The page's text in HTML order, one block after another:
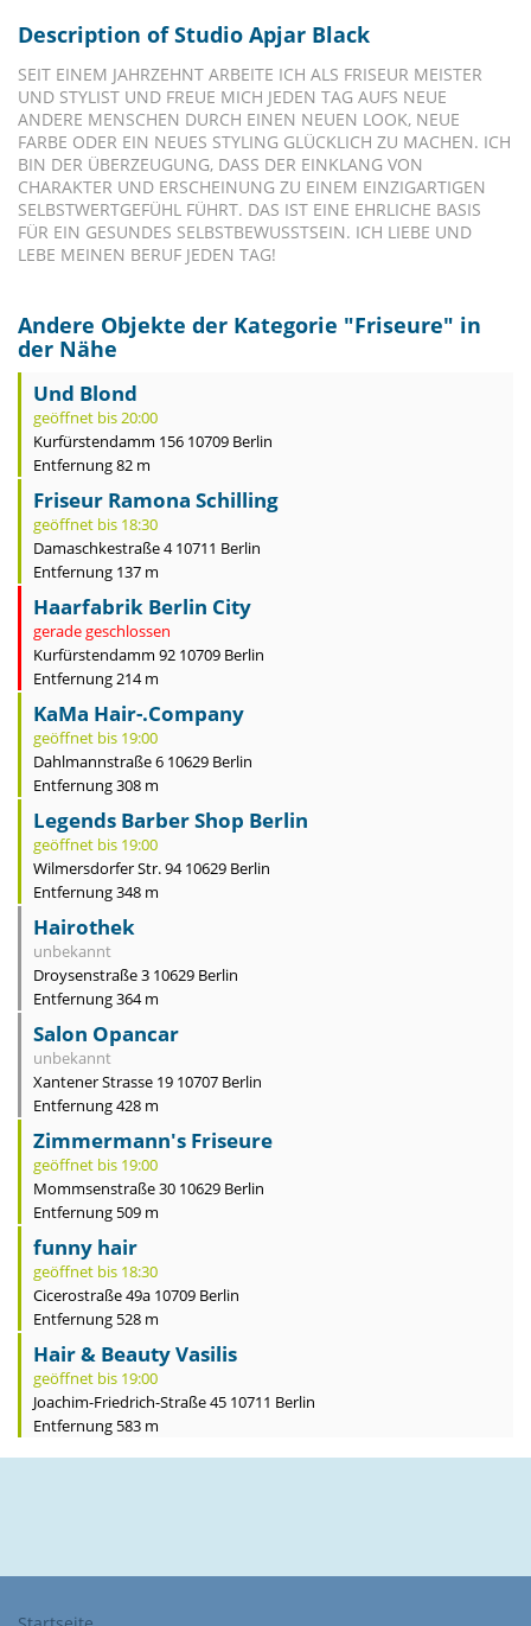
Description of Studio Apjar Black
SEIT EINEM JAHRZEHNT ARBEITE ICH ALS FRISEUR MEISTER
UND STYLIST UND FREUE MICH JEDEN TAG AUFS NEUE
ANDERE MENSCHEN DURCH EINEN NEUEN LOOK, NEUE
FARBE ODER EIN NEUES STYLING GLÜCKLICH ZU MACHEN. ICH
BIN DER ÜBERZEUGUNG, DASS DER EINKLANG VON
CHARAKTER UND ERSCHEINUNG ZU EINEM EINZIGARTIGEN
SELBSTWERTGEFÜHL FÜHRT. DAS IST EINE EHRLICHE BASIS
FÜR EIN GESUNDES SELBSTBEWUSSTSEIN. ICH LIEBE UND
LEBE MEINEN BERUF JEDEN TAG!
Andere Objekte der Kategorie "Friseure" in
der Nähe
Und Blond
geöffnet bis 20:00
Kurfürstendamm 156 10709 Berlin
Entfernung 82 m
Friseur Ramona Schilling
geöffnet bis 18:30
Damaschkestraße 4 10711 Berlin
Entfernung 137 m
Haarfabrik Berlin City
gerade geschlossen
Kurfürstendamm 92 10709 Berlin
Entfernung 214 m
KaMa Hair-.Company
geöffnet bis 19:00
Dahlmannstraße 6 10629 Berlin
Entfernung 308 m
Legends Barber Shop Berlin
geöffnet bis 19:00
Wilmersdorfer Str. 94 10629 Berlin
Entfernung 348 m
Hairothek
unbekannt
Droysenstraße 3 10629 Berlin
Entfernung 364 m
Salon Opancar
unbekannt
Xantener Strasse 19 10707 Berlin
Entfernung 428 m
Zimmermann's Friseure
geöffnet bis 19:00
Mommsenstraße 30 10629 Berlin
Entfernung 509 m
funny hair
geöffnet bis 18:30
Cicerostraße 49a 10709 Berlin
Entfernung 528 m
Hair & Beauty Vasilis
geöffnet bis 19:00
Joachim-Friedrich-Straße 45 10711 Berlin
Entfernung 583 m